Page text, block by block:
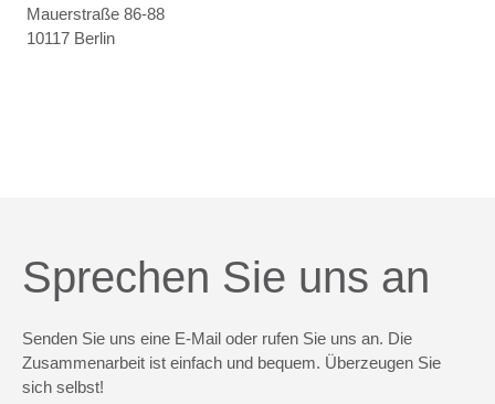
Mauerstraße 86-88
10117 Berlin
Sprechen Sie uns an
Senden Sie uns eine E-Mail oder rufen Sie uns an. Die
Zusammenarbeit ist einfach und bequem. Überzeugen Sie
sich selbst!